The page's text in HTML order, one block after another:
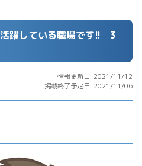
躍している職場です!! 3
情報更新日: 2021/11/12
掲載終了予定日: 2021/11/06